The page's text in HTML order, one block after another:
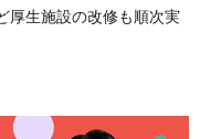
厚生施設の改修も順次実